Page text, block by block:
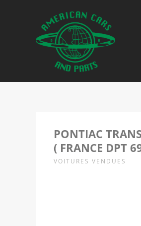
PONTIAC
( FRANCE DPT
VOITURES VENDUES